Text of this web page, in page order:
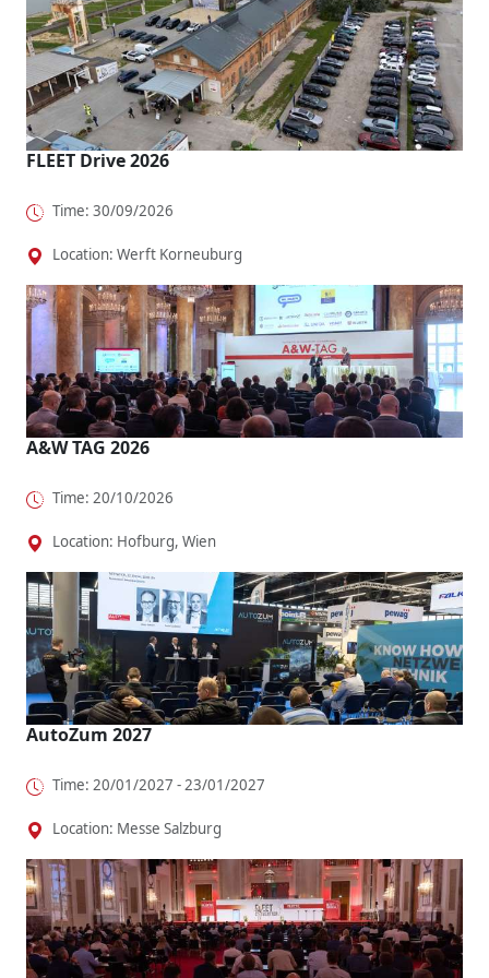
dass
Fahrspaß
o...
To...
VLE will
Shuttle-...
dazu wie
maßgesch..
.
FLEET Drive 2026
Time: 30/09/2026
Location: Werft Korneuburg
A&W TAG 2026
Time: 20/10/2026
Location: Hofburg, Wien
AutoZum 2027
Time: 20/01/2027 - 23/01/2027
Location: Messe Salzburg